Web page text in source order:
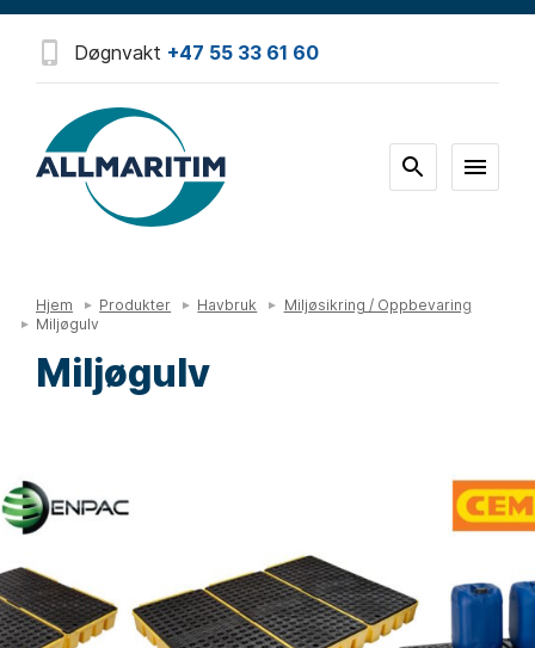
Døgnvakt +47 55 33 61 60
Hjem Produkter Havbruk
Miljøsikring / Oppbevaring
Miljøgulv
Miljøgulv